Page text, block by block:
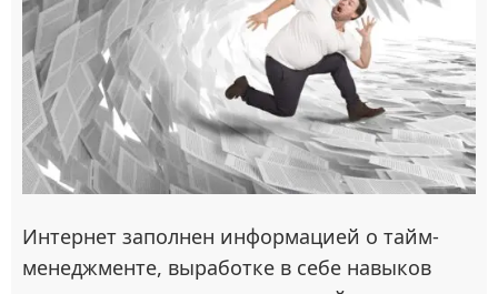
Интернет заполнен информацией о тайм-
менеджменте, выработке в себе навыков